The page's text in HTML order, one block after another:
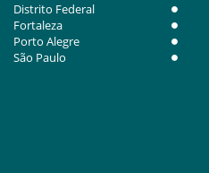
Distrito Federal
Fortaleza
Porto Alegre
São Paulo